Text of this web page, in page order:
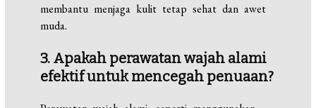
membantu menjaga kulit tetap sehat dan awet
muda.
3. Apakah perawatan wajah alami
efektif untuk mencegah penuaan?